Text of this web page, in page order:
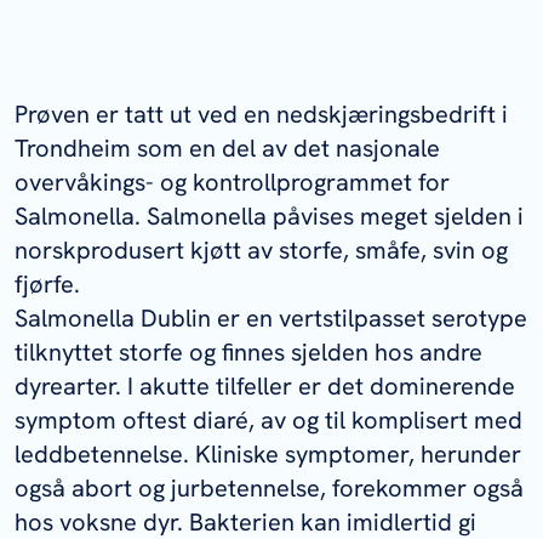
Prøven er tatt ut ved en nedskjæringsbedrift i
Trondheim som en del av det nasjonale
overvåkings- og kontrollprogrammet for
Salmonella. Salmonella påvises meget sjelden i
norskprodusert kjøtt av storfe, småfe, svin og
fjørfe.
Salmonella Dublin er en vertstilpasset serotype
tilknyttet storfe og finnes sjelden hos andre
dyrearter. I akutte tilfeller er det dominerende
symptom oftest diaré, av og til komplisert med
leddbetennelse. Kliniske symptomer, herunder
også abort og jurbetennelse, forekommer også
hos voksne dyr. Bakterien kan imidlertid gi